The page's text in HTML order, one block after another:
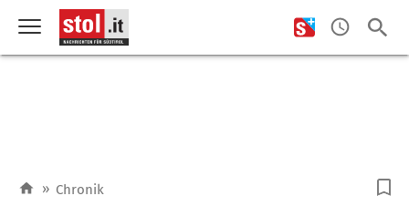
» Chronik